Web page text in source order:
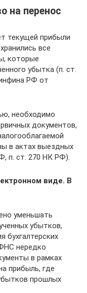
на перенос
текущей прибыли
все
которые
убытка (п. ст.
РФ от
необходимо
документов,
в актах выездных
п. ст. 270 НК РФ).
виде. В
уменьшать
убытков,
бухгалтерских
нередко
в рамках
прибыль, где
прошлых